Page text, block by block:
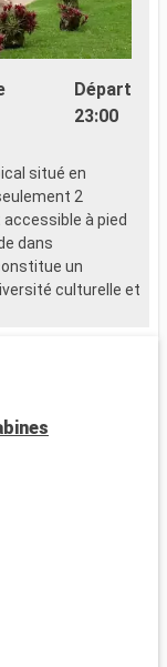
Départ
23:00
situé en
2
à pied
dans
un
culturelle et
de sites